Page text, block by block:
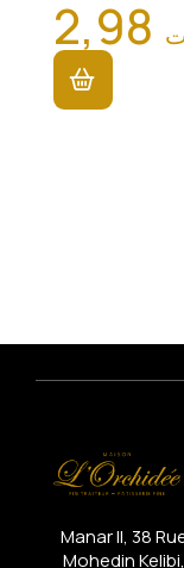
Manar II, 38
Mohedin Kelibi,